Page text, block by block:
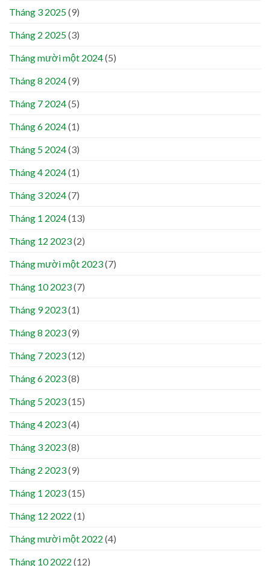
Tháng 3 2025(9)
Tháng 2 2025(3)
Tháng mười một 2024(5)
Tháng 8 2024(9)
Tháng 7 2024(5)
Tháng 6 2024(1)
Tháng 5 2024(3)
Tháng 4 2024(1)
Tháng 3 2024(7)
Tháng 1 2024(13)
Tháng 12 2023(2)
Tháng mười một 2023(7)
Tháng 10 2023(7)
Tháng 9 2023(1)
Tháng 8 2023(9)
Tháng 7 2023(12)
Tháng 6 2023(8)
Tháng 5 2023(15)
Tháng 4 2023(4)
Tháng 3 2023(8)
Tháng 2 2023(9)
Tháng 1 2023(15)
Tháng 12 2022 (1)
Tháng mười một 2022 (4)
Tháng 10 2022 (12)